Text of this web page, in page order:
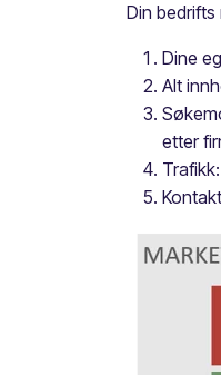
Din bedrifts
Dine
Alt
etter